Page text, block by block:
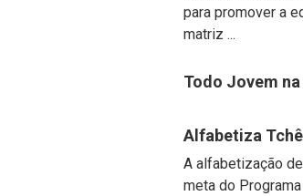
para promover a
matriz ...
Todo Jovem
Alfabetiza Tchê
A alfabetização
meta do